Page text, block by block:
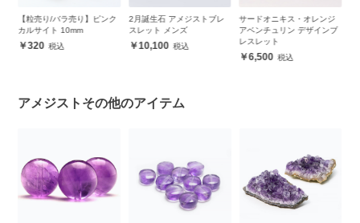
2月誕生石 アメジストブレ
スレット メンズ
10,100
サードオニキス・オレンジ
アベンチュリン デザインブ
レスレット
14KGF製 スターダストビー
ズ 4mm
350
アメジストその他のアイテム